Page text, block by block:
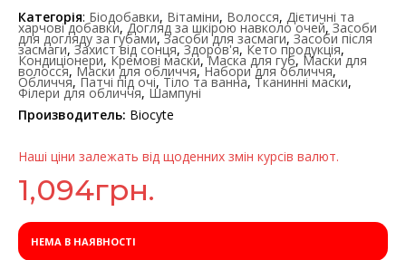
Категорія: Біодобавки, Вітаміни, Волосся, Дієтичні та
харчові добавки,Догляд за шкірою навколо очей,Засоби
для догляду за губами,Засоби для засмаги, Засоби після
засмаги,Захист від сонця,Здоров'я,Кето продукція,
Кондиціонери,Кремові маски,Маска для губ,Маски для
волосся,Маски для обличчя,Набори для обличчя,
Обличчя,Патчі під очі,Тіло та ванна, Тканинні маски,
Філери для обличчя, Шампуні
Производитель: Biocyte
Наші ціни залежать від щоденних змін курсів валют.
1,094грн.
НЕМА В НАЯВНОСТІ